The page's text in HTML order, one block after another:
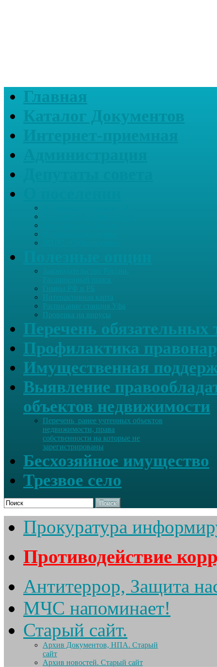
Главная
Каталог Документов
Интерактивная карта
Расписание станция Уфа
Проверка на вирусы
Перечень обязательных
Профилактика
Имущественная
Выявление
объектов недвижимости
Перечень ранее учтенных объектов
недвижимости, права
собственности на которые не
зарегистрированы
Бесхозяйное имущество
Трезвое село
Поиск
Прокуратура
Противодействие
Антитеррор, Защита
МЧС напоминает!
Старый сайт.
Архив Документов, НПА. Старый
сайт
Архив новостей. Старый сайт